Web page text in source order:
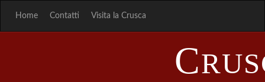
Home Contatti Visita la Crusca
C